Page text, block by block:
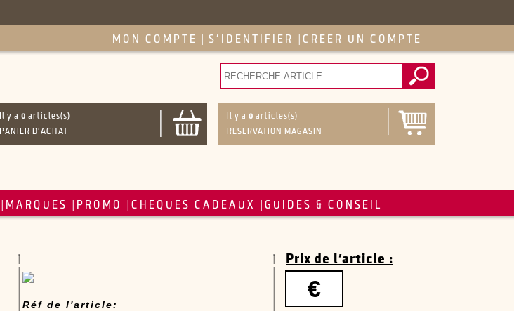
MON COMPTE S'IDENTIFIER CREER UN COMPTE
Il y a 0 articles(s)
PANIER D'ACHAT
Il y a 0 articles(s)
RESERVATION MAGASIN
MARQUES PROMO CHEQUES CADEAUX GUIDES & CONSEIL
Réf de l'article:
Prix de l'article :
€